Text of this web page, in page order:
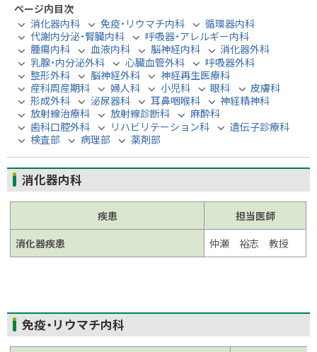
ページ内目次
消化器内科
免疫・リウマチ内科
循環器内科
代謝内分泌・腎臓内科
呼吸器・アレルギー内科
腫瘍内科
血液内科 脳神経内科
消化器外科
乳腺・内分泌外科
心臓血管外科
呼吸器外科
整形外科
脳神経外科
神経再生医療科
産科周産期科
婦人科 小児科 眼科
皮膚科
形成外科
泌尿器科 耳鼻咽喉科
神経精神科
放射線治療科
放射線診断科
麻酔科
歯科口腔外科
リハビリテーション科
遺伝子診療科
検査部
病理部 薬剤部
消化器内科
疾患
担当医師
消化器疾患
仲瀬 裕志 教授
ト
ッ
免疫・リウマチ内科